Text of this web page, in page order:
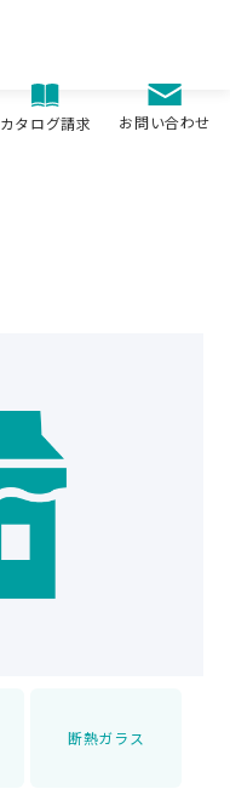
カタログ請求 お問い合わせ
断熱ガラス